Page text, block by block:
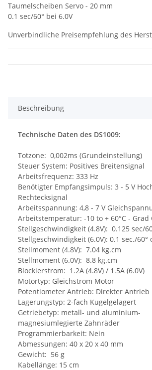
Taumelscheiben Servo - 20 mm
0.1 sec/60° bei 6.0V
Unverbindliche Preisempfehlung des
Beschreibung
Technische Daten des DS1009:
Totzone: 0,002ms (Grundeinstellung)
Steuer System: Positives Breitensignal
Arbeitsfrequenz: 333 Hz
Benötigter Empfangsimpuls: 3 - 5 V
Rechtecksignal
Arbeitsspannung: 4,8 - 7 V
Arbeitstemperatur: -10 to + 60°C - Grad
Stellgeschwindigkeit (4.8V): 0.125 sec/
Stellgeschwindigkeit (6.0V): 0.1 sec./60°
Stellmoment (4.8V): 7.04 kg.cm
Stellmoment (6.0V): 8.8 kg.cm
Blockierstrom: 1.2A (4.8V) / 1.5A (6.0V)
Motortyp: Gleichstrom Motor
Potentiometer Antrieb: Direkter Antrieb
Lagerungstyp: 2-fach Kugelgelagert
Getriebetyp: metall- und aluminium-
magnesiumlegierte Zahnräder
Programmierbarkeit: Nein
Abmessungen: 40 x 20 x 40 mm
Gewicht: 56 g
Kabellänge: 15 cm